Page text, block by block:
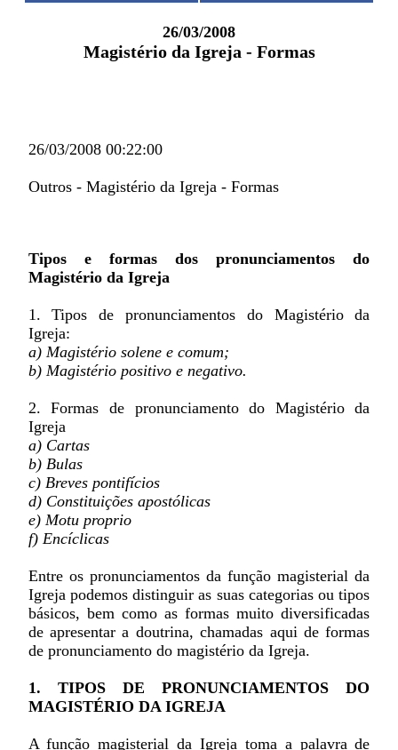
26/03/2008
Magistério da Igreja - Formas
26/03/2008 00:22:00
Outros - Magistério da Igreja - Formas
Tipos e formas dos pronunciamentos do
Magistério da Igreja
1. Tipos de pronunciamentos do Magistério da
Igreja:
a) Magistério solene e comum;
b) Magistério positivo e negativo.
2. Formas de pronunciamento do Magistério da
Igreja
a) Cartas
b) Bulas
c) Breves pontifícios
d) Constituições apostólicas
e) Motu proprio
f) Encíclicas
Entre os pronunciamentos da função magisterial da
Igreja podemos distinguir as suas categorias ou tipos
básicos, bem como as formas muito diversificadas
de apresentar a doutrina, chamadas aqui de formas
de pronunciamento do magistério da Igreja.
1. TIPOS DE PRONUNCIAMENTOS DO
MAGISTÉRIO DA IGREJA
A função magisterial da Igreja toma a palavra de